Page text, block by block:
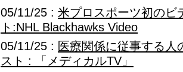
05/11/25 : 米プロスポーツ初のビ
ト:NHL Blackhawks Video
05/11/25 : 医療関係に従事する人
スト : 「メディカルTV」